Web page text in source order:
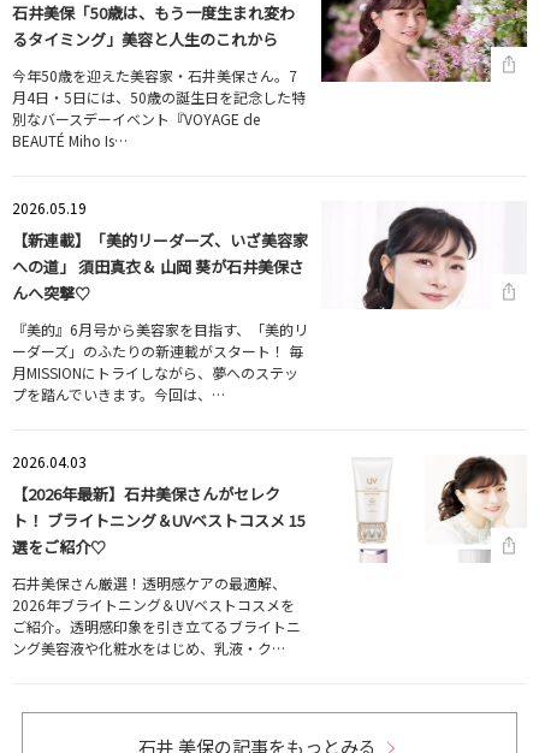
石井美保「50歳は、もう一度生まれ変わ
るタイミング」美容と人生のこれから
今年50歳を迎えた美容家・石井美保さん。7
月4日・5日には、50歳の誕生日を記念した特
別なバースデーイベント『VOYAGE de
BEAUTÉ Miho Is…
2026.05.19
【新連載】「美的リーダーズ、いざ美容家
への道」 須田真衣＆ 山岡 葵が石井美保さ
んへ突撃♡
『美的』6月号から美容家を目指す、「美的リ
ーダーズ」のふたりの新連載がスタート！ 毎
月MISSIONにトライしながら、夢へのステッ
プを踏んでいきます。今回は、…
2026.04.03
【2026年最新】石井美保さんがセレク
ト！ ブライトニング＆UVベストコスメ 15
選をご紹介♡
石井美保さん厳選！透明感ケアの最適解、
2026年ブライトニング＆UVベストコスメを
ご紹介。透明感印象を引き立てるブライトニ
ング美容液や化粧水をはじめ、乳液・ク…
石井 美保の記事をもっとみる